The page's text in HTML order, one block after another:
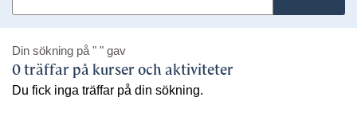
Din sökning på " " gav
0 träffar på kurser och aktiviteter
Du fick inga träffar på din sökning.